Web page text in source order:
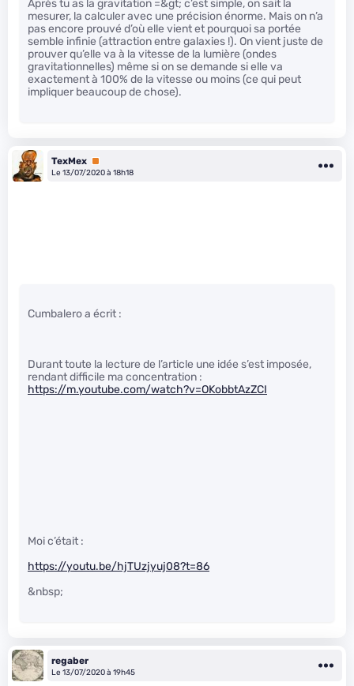
Après tu as la gravitation =&gt; c’est simple, on sait la
mesurer, la calculer avec une précision énorme. Mais on n’a
pas encore prouvé d’où elle vient et pourquoi sa portée
semble infinie (attraction entre galaxies !). On vient juste de
prouver qu’elle va à la vitesse de la lumière (ondes
gravitationnelles) même si on se demande si elle va
exactement à 100% de la vitesse ou moins (ce qui peut
impliquer beaucoup de chose).
TexMex Premium
Le 13/07/2020 à 18h18
Cumbalero a écrit :
Durant toute la lecture de l’article une idée s’est imposée,
rendant difficile ma concentration :
https://m.youtube.com/watch?v=OKobbtAzZCI
Moi c’était :
https://youtu.be/hjTUzjyuj08?t=86
&nbsp;
regaber
Le 13/07/2020 à 19h45